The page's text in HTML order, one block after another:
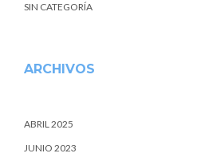
SIN CATEGORÍA
ARCHIVOS
ABRIL 2025
JUNIO 2023